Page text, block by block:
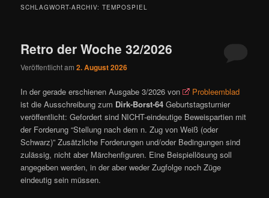
springen
springen
SCHLAGWORT-ARCHIV:TEMPOSPIEL
Retro der Woche 32/2026
Veröffentlicht am2. August 2026
In der gerade erschienen Ausgabe 3/2026 von
Probleemblad
ist die Ausschreibung zum Dirk-Borst-64 Geburtstagsturnier
veröffentlicht: Gefordert sind NICHT-eindeutige Beweispartien mit
der Forderung “Stellung nach dem n. Zug von Weiß (oder
Schwarz)” Zusätzliche Forderungen und/oder Bedingungen sind
zulässig, nicht aber Märchenfiguren. Eine Beispiellösung soll
angegeben werden, in der aber weder Zugfolge noch Züge
eindeutig sein müssen.